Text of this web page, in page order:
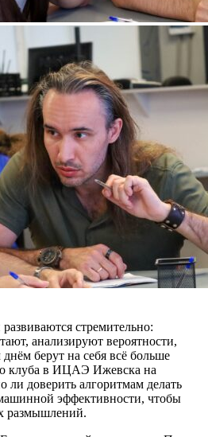
стремительно:
анализируют вероятности,
берут на себя всё больше
клуба в ИЦАЭ Ижевска на
ли доверить алгоритмам делать
эффективности, чтобы
размышлений.